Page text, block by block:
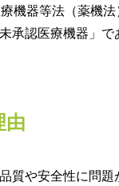
機器等法（薬機
承認医療機器」
由
質や安全性に問